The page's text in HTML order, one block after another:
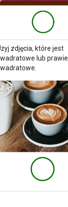
zdjęcia, które jest
lub prawie